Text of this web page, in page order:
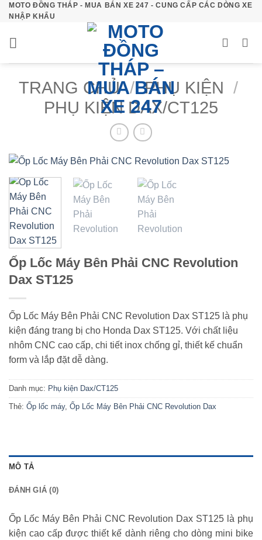
Bỏ
qua
nội
dung
MOTO ĐỒNG THÁP - MUA BÁN XE 247 - CUNG CẤP CÁC DÒNG XE
NHẬP KHẨU
TRANG CHỦ / PHỤ KIỆN /
PHỤ KIỆN DAX/CT125
Ốp Lốc Máy Bên Phải CNC Revolution
Dax ST125
Ốp Lốc Máy Bên Phải CNC Revolution Dax ST125 là phụ
kiện đáng trang bị cho Honda Dax ST125. Với chất liệu
nhôm CNC cao cấp, chi tiết inox chống gỉ, thiết kế chuẩn
form và lắp đặt dễ dàng.
Danh mục: Phụ kiện Dax/CT125
Thẻ: Ốp lốc máy, Ốp Lốc Máy Bên Phải CNC Revolution Dax
MÔ TẢ
ĐÁNH GIÁ (0)
Ốp Lốc Máy Bên Phải CNC Revolution Dax ST125 là phụ
kiện cao cấp được thiết kế dành riêng cho dòng mini bike